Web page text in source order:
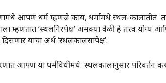
आपण धर्म म्हणजे काय, धर्मामधे स्थल-कालातीत
म्हणतात ‘‌‍‍‌‌स्थलनिरपेक्ष‌’ अमक्या वेळी हे तत्त्व योग्य
याचा अर्थ ‌‘स्थलकालसापेक्ष‌’.
आपण या धर्मविधींमधे स्थलकालानुसार